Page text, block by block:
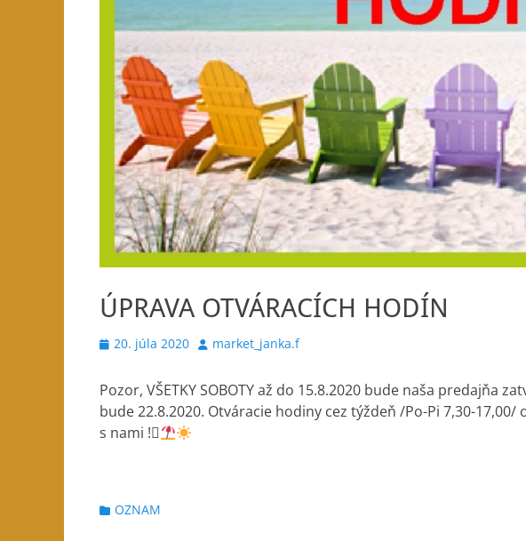
ÚPRAVA OTVÁRACÍCH HODÍN
Posted
20. júla 2020 Author
market_janka.f
Pozor, VŠETKY SOBOTY až do 15.8.2020 bude naša predajňa
bude 22.8.2020. Otváracie hodiny cez týždeň /Po-Pi 7,30-
s nami !
Categories
OZNAM